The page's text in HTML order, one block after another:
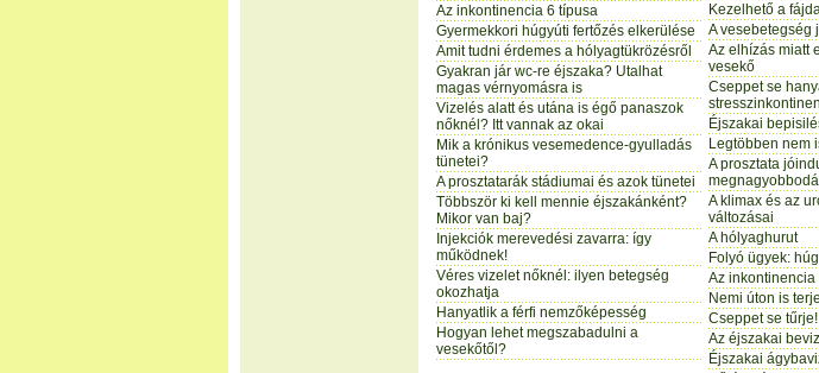
Az inkontinencia 6 típusa
Gyermekkori húgyúti fertőzés elkerülése
Amit tudni érdemes a hólyagtükrözésről
Gyakran jár wc-re éjszaka? Utalhat
magas vérnyomásra is
Vizelés alatt és utána is égő panaszok
nőknél? Itt vannak az okai
Mik a krónikus vesemedence-gyulladás
tünetei?
A prosztatarák stádiumai és azok tünetei
Többször ki kell mennie éjszakánként?
Mikor van baj?
Injekciók merevedési zavarra: így
működnek!
Véres vizelet nőknél: ilyen betegség
okozhatja
Hanyatlik a férfi nemzőképesség
Hogyan lehet megszabadulni a
vesekőtől?
Kezelhető a
A vesebetegség
Az elhízás miatt
vesekő
Cseppet se
Éjszakai
Legtöbben nem
A prosztata
A klimax és az
változásai
A hólyaghurut
Folyó ügyek:
Az
Nemi úton is
Cseppet se
Az éjszakai
Éjszakai